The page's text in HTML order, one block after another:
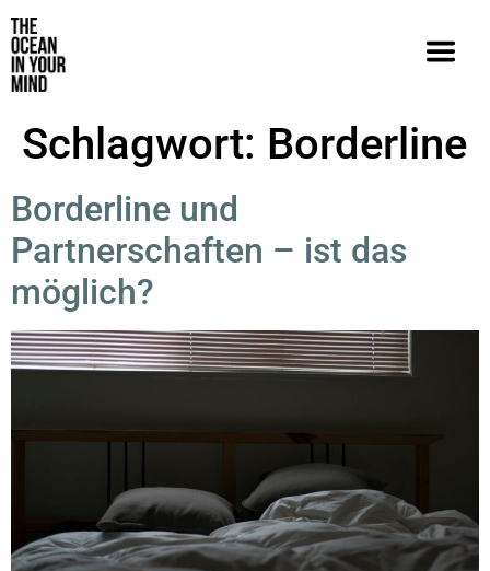
Schlagwort: Borderline
Borderline und
Partnerschaften – ist das
möglich?